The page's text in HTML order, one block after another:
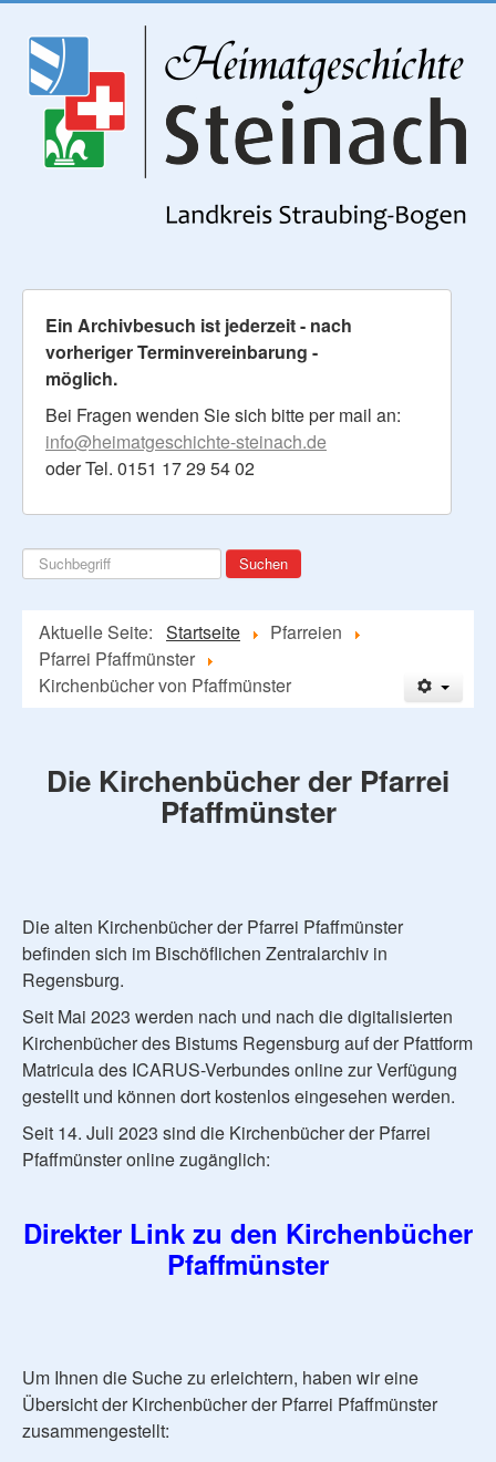
Ein Archivbesuch ist jederzeit - nach
vorheriger Terminvereinbarung -
möglich.
Bei Fragen wenden Sie sich bitte per mail an:
info@heimatgeschichte-steinach.de
oder Tel. 0151 17 29 54 02
Suchen
...
Suchen
Aktuelle Seite: Startseite
Pfarreien
Pfarrei Pfaffmünster
Kirchenbücher von Pfaffmünster
Die Kirchenbücher der Pfarrei
Pfaffmünster
Die alten Kirchenbücher der Pfarrei Pfaffmünster
befinden sich im Bischöflichen Zentralarchiv in
Regensburg.
Seit Mai 2023 werden nach und nach die digitalisierten
Kirchenbücher des Bistums Regensburg auf der Pfattform
Matricula des ICARUS-Verbundes online zur Verfügung
gestellt und können dort kostenlos eingesehen werden.
Seit 14. Juli 2023 sind die Kirchenbücher der Pfarrei
Pfaffmünster online zugänglich:
Direkter Link zu den Kirchenbücher
Pfaffmünster
Um Ihnen die Suche zu erleichtern, haben wir eine
Übersicht der Kirchenbücher der Pfarrei Pfaffmünster
zusammengestellt: